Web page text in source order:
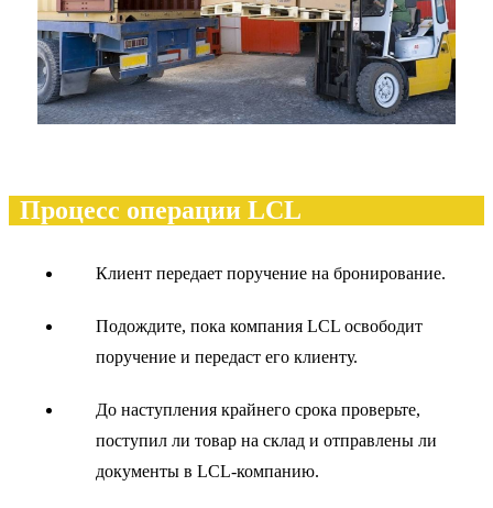
Процесс операции LCL
Клиент передает поручение на бронирование.
Подождите, пока компания LCL освободит
поручение и передаст его клиенту.
До наступления крайнего срока проверьте,
поступил ли товар на склад и отправлены ли
документы в LCL-компанию.